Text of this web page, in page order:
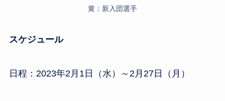
黄：新入団選手
スケジュール
日程：2023年2月1日（水）～2月27日（月）